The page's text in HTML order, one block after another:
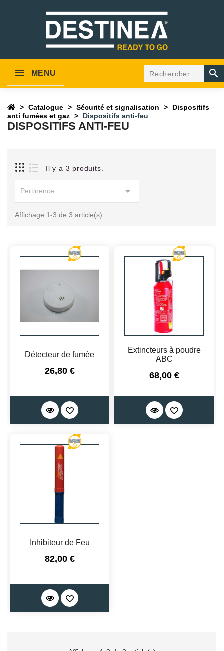
MENU 
Catalogue Sécurité et signalisation
Dispositifs
anti fumées et gaz
Dispositifs anti-feu
DISPOSITIFS ANTI-FEU
Il y a 3 produits.
Pertinence 
Affichage 1-3 de 3 article(s)
Détecteur de fumée
Prix
26,80 €
Extincteurs à poudre
ABC
Prix
68,00 €
Inhibiteur de Feu
Prix
82,00 €